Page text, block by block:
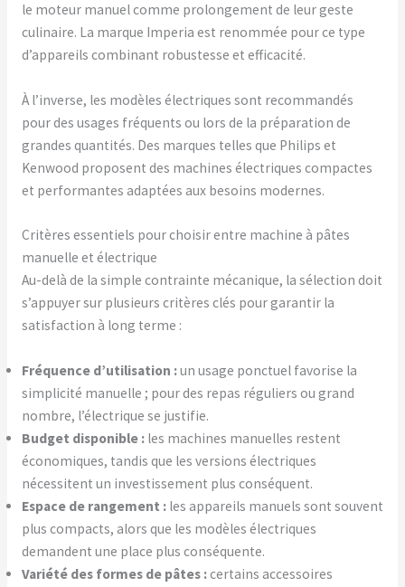
le moteur manuel comme prolongement de leur geste
culinaire. La marque Imperia est renommée pour ce type
d’appareils combinant robustesse et efficacité.
À l’inverse, les modèles électriques sont recommandés
pour des usages fréquents ou lors de la préparation de
grandes quantités. Des marques telles que Philips et
Kenwood proposent des machines électriques compactes
et performantes adaptées aux besoins modernes.
Critères essentiels pour choisir entre machine à pâtes
manuelle et électrique
Au-delà de la simple contrainte mécanique, la sélection doit
s’appuyer sur plusieurs critères clés pour garantir la
satisfaction à long terme :
Fréquence d’utilisation :un usage ponctuel favorise la
simplicité manuelle ; pour des repas réguliers ou grand
nombre, l’électrique se justifie.
Budget disponible :les machines manuelles restent
économiques, tandis que les versions électriques
nécessitent un investissement plus conséquent.
Espace de rangement :les appareils manuels sont souvent
plus compacts, alors que les modèles électriques
demandent une place plus conséquente.
Variété des formes de pâtes :certains accessoires